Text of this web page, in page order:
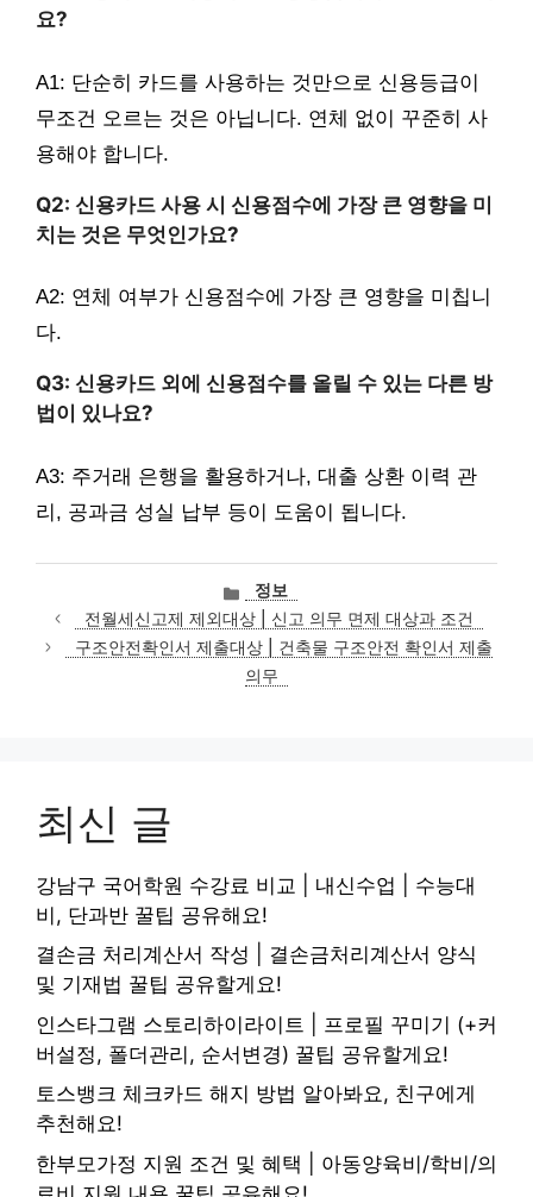
요?
A1: 단순히 카드를 사용하는 것만으로 신용등급이
무조건 오르는 것은 아닙니다. 연체 없이 꾸준히 사
용해야 합니다.
Q2: 신용카드 사용 시 신용점수에 가장 큰 영향을 미
치는 것은 무엇인가요?
A2: 연체 여부가 신용점수에 가장 큰 영향을 미칩니
다.
Q3: 신용카드 외에 신용점수를 올릴 수 있는 다른 방
법이 있나요?
A3: 주거래 은행을 활용하거나, 대출 상환 이력 관
리, 공과금 성실 납부 등이 도움이 됩니다.
카
테
고
리
정보
전월세신고제 제외대상 | 신고 의무 면제 대상과 조건
구조안전확인서 제출대상 | 건축물 구조안전 확인서 제출
의무
최신 글
강남구 국어학원 수강료 비교 | 내신수업 | 수능대
비, 단과반 꿀팁 공유해요!
결손금 처리계산서 작성 | 결손금처리계산서 양식
및 기재법 꿀팁 공유할게요!
인스타그램 스토리하이라이트 | 프로필 꾸미기 (+커
버설정, 폴더관리, 순서변경) 꿀팁 공유할게요!
토스뱅크 체크카드 해지 방법 알아봐요, 친구에게
추천해요!
한부모가정 지원 조건 및 혜택 | 아동양육비/학비/의